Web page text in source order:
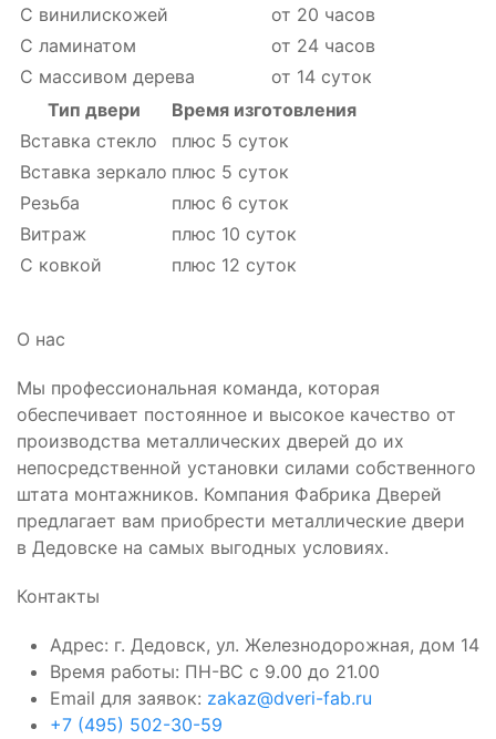
С винилискожей
от 20 часов
С ламинатом
от 24 часов
С массивом дерева
от 14 суток
Тип двери
Время изготовления
Вставка стекло
плюс 5 суток
Вставка зеркало плюс 5 суток
Резьба
плюс 6 суток
Витраж
плюс 10 суток
С ковкой
плюс 12 суток
О нас
Мы профессиональная команда, которая
обеспечивает постоянное и высокое качество от
производства металлических дверей до их
непосредственной установки силами собственного
штата монтажников. Компания Фабрика Дверей
предлагает вам приобрести металлические двери
в Дедовске на самых выгодных условиях.
Контакты
Адрес: г. Дедовск, ул. Железнодорожная, дом 14
Время работы: ПН-ВС с 9.00 до 21.00
Email для заявок: zakaz@dveri-fab.ru
+7 (495) 502-30-59